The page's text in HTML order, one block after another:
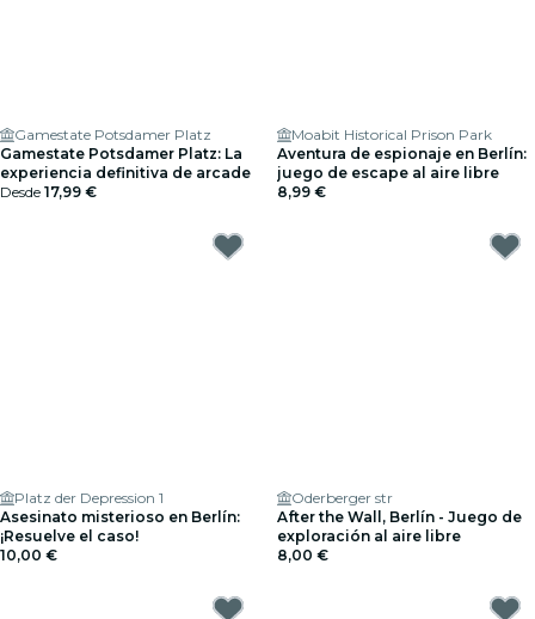
Gamestate Potsdamer Platz
Gamestate Potsdamer Platz: La
experiencia definitiva de arcade
Desde 17,99 €
Moabit Historical Prison Park
Aventura de espionaje en Berlín:
juego de escape al aire libre
8,99 €
Platz der Depression 1
Asesinato misterioso en Berlín:
¡Resuelve el caso!
10,00 €
Oderberger str
After the Wall, Berlín - Juego de
exploración al aire libre
8,00 €